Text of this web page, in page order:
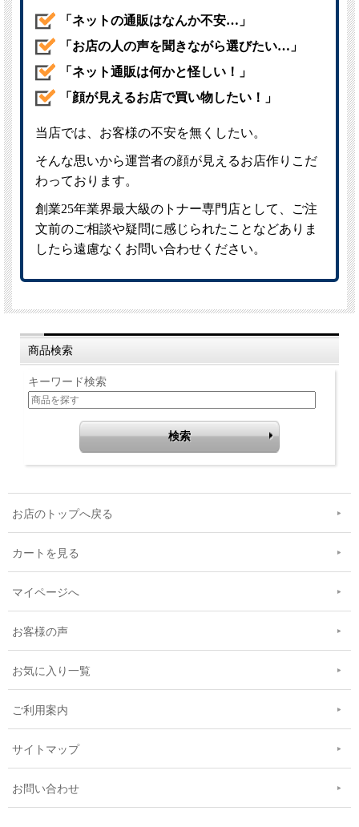
商品検索
キーワード検索
お店のトップへ戻る
カートを見る
マイページへ
お客様の声
お気に入り一覧
ご利用案内
サイトマップ
お問い合わせ